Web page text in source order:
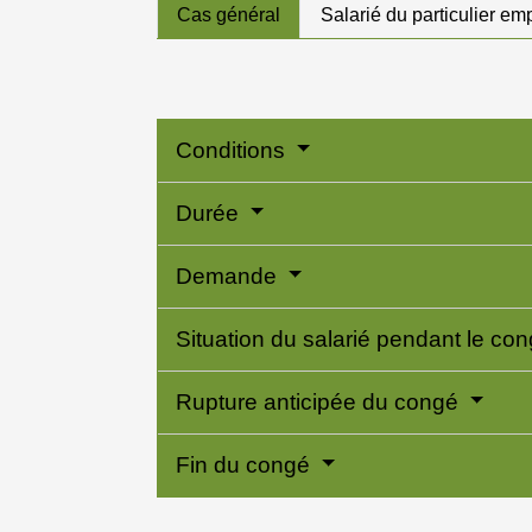
Cas général Salarié du particulier
Conditions
Durée
Demande
Situation du salarié pendant le
Rupture anticipée du congé
Fin du congé